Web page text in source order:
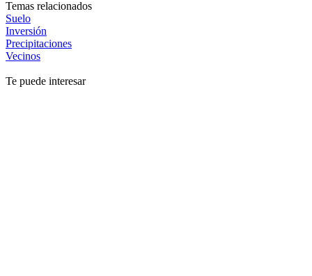
Temas relacionados
Suelo
Inversión
Precipitaciones
Vecinos
Te puede interesar